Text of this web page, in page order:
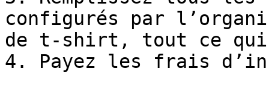
configurés par
de t-shirt, tout ce qui
4. Payez les frais